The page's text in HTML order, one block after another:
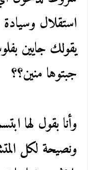
استقلال
يقولك جايين
جبتوها منين؟؟
وأنا بقول لها
ونصيحة لكل